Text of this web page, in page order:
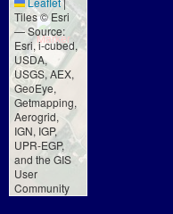
Tiles © Esri
— Source:
Esri, i-cubed,
USDA,
USGS, AEX,
GeoEye,
Getmapping,
Aerogrid,
IGN, IGP,
UPR-EGP,
and the GIS
User
Community